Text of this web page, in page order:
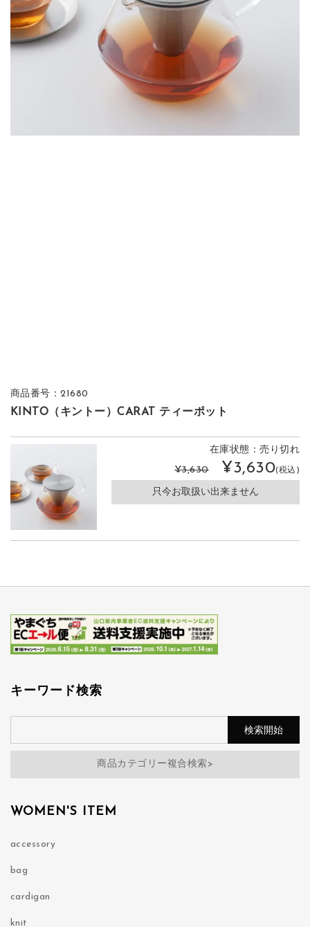
商品番号：21680
KINTO（キントー）CARAT ティーポット
在庫状態：売り切れ
¥3,630
¥3,630(税込)
只今お取扱い出来ません
キーワード検索
商品カテゴリー複合検索>
WOMEN'S ITEM
accessory
bag
cardigan
knit